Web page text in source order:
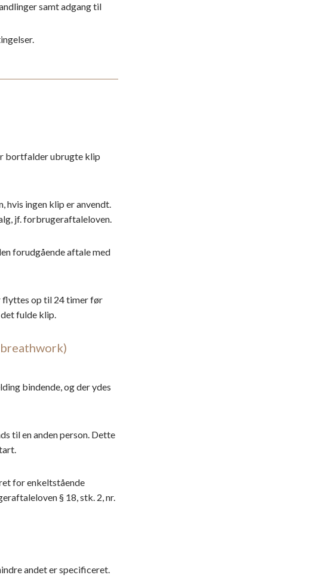
samt adgang til
bortfalder ubrugte klip
ingen klip er anvendt.
jf. forbrugeraftaleloven.
forudgående aftale med
flyttes op til 24 timer før
fulde klip.
bindende, og der ydes
til en anden person. Dette
for enkeltstående
§ 18, stk. 2, nr.
andet er specificeret.